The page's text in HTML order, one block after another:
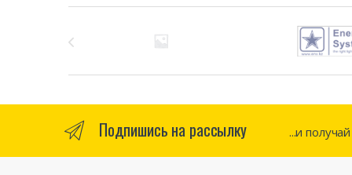
Подпишись на рассылку ...и получай